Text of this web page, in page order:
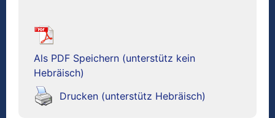
Als PDF Speichern (unterstütz kein
Hebräisch)
Drucken (unterstütz Hebräisch)